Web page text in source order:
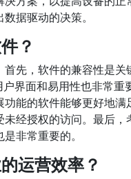
据驱动的决策。
？
先，软件的兼容性是
界面和易用性也非常
能的软件能够更好地
经授权的访问。最后
非常重要的。
运营效率？